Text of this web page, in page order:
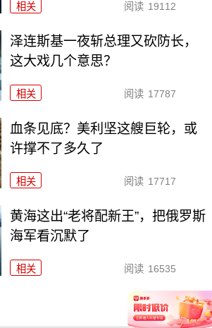
相关 阅读 19112
泽连斯基一夜斩总理又砍防长，
这大戏几个意思？
相关 阅读 17787
血条见底？美利坚这艘巨轮，或
许撑不了多久了
相关 阅读 17717
黄海这出“老将配新王”，把俄罗斯
海军看沉默了
相关 阅读 16535